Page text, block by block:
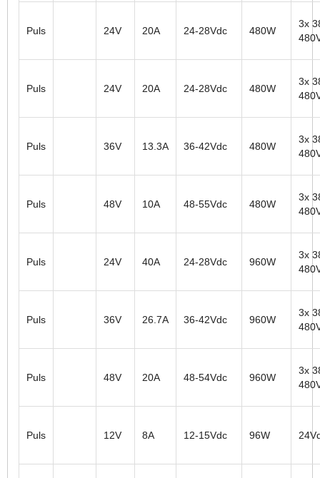
Puls 24V 20A 24-28Vdc 480W
3x
Puls 24V 20A 24-28Vdc 480W
3x
Puls 36V 13.3A 36-42Vdc 480W
3x
Puls 48V 10A 48-55Vdc 480W
3x
Puls 24V 40A 24-28Vdc 960W
3x
Puls 36V 26.7A 36-42Vdc 960W
3x
Puls 48V 20A 48-54Vdc 960W
3x
Puls 12V 8A 12-15Vdc 96W